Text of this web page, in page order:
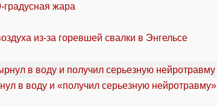
градусная жара
из-за горевшей свалки в Энгельсе
в воду и «получил серьезную нейротравму»